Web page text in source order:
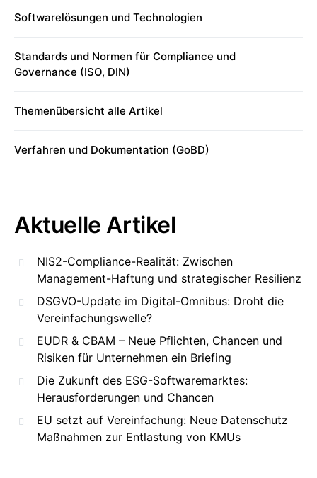
Softwarelösungen und Technologien
Standards und Normen für Compliance und
Governance (ISO, DIN)
Themenübersicht alle Artikel
Verfahren und Dokumentation (GoBD)
Aktuelle Artikel
NIS2-Compliance-Realität: Zwischen
Management-Haftung und strategischer Resilienz
DSGVO-Update im Digital-Omnibus: Droht die
Vereinfachungswelle?
EUDR & CBAM – Neue Pflichten, Chancen und
Risiken für Unternehmen ein Briefing
Die Zukunft des ESG-Softwaremarktes:
Herausforderungen und Chancen
EU setzt auf Vereinfachung: Neue Datenschutz
Maßnahmen zur Entlastung von KMUs